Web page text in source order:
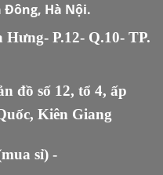
Đông, Hà Nội.
P.12- Q.10- TP.
đồ số 12, tổ 4, ấp
Kiên Giang
sỉ) -